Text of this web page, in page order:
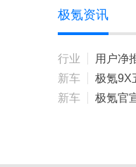
极氪资讯
行业
新车
新车 极氪官